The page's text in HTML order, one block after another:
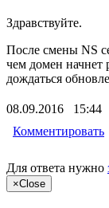
Здравствуйте.
После смены NS
чем домен начнет
дождаться
08.09.2016 15:44
Комментировать
Для ответа нужно
×Close